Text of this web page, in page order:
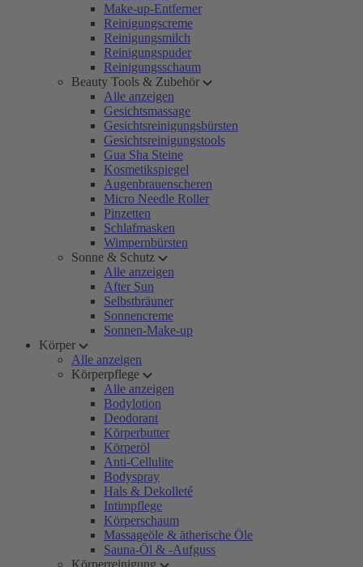
Make-up-Entferner
Reinigungscreme
Reinigungsmilch
Reinigungspuder
Reinigungsschaum
Beauty Tools & Zubehör
Alle anzeigen
Gesichtsmassage
Gesichtsreinigungsbürsten
Gesichtsreinigungstools
Gua Sha Steine
Kosmetikspiegel
Augenbrauenscheren
Micro Needle Roller
Pinzetten
Schlafmasken
Wimpernbürsten
Sonne & Schutz
Alle anzeigen
After Sun
Selbstbräuner
Sonnencreme
Sonnen-Make-up
Körper
Alle anzeigen
Körperpflege
Alle anzeigen
Bodylotion
Deodorant
Körperbutter
Körperöl
Anti-Cellulite
Bodyspray
Hals & Dekolleté
Intimpflege
Körperschaum
Massageöle & ätherische Öle
Sauna-Öl & -Aufguss
Körperreinigung